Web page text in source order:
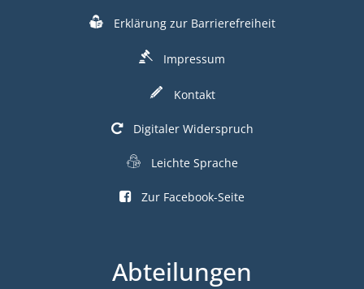
Erklärung zur Barrierefreiheit
Impressum
Kontakt
Digitaler Widerspruch
Leichte Sprache
Zur Facebook-Seite
Abteilungen